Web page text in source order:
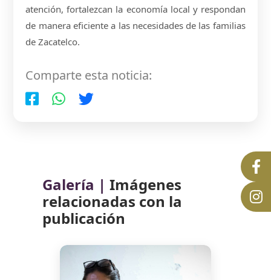
atención, fortalezcan la economía local y respondan
de manera eficiente a las necesidades de las familias
de Zacatelco.
Comparte esta noticia:
Galería | Imágenes
relacionadas con la
publicación